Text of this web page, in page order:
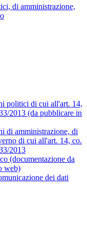
di amministrazione,
politici di cui all'art. 14,
2013 (da pubblicare in
di amministrazione, di
di cui all'art. 14, co.
2013
(documentazione da
web)
dei dati